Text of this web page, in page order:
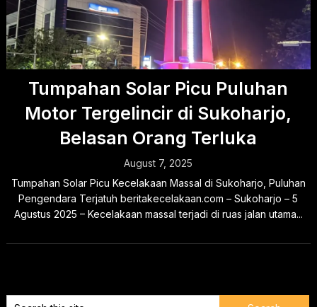
Tumpahan Solar Picu Puluhan
Motor Tergelincir di Sukoharjo,
Belasan Orang Terluka
August 7, 2025
Tumpahan Solar Picu Kecelakaan Massal di Sukoharjo, Puluhan
Pengendara Terjatuh beritakecelakaan.com – Sukoharjo – 5
Agustus 2025 – Kecelakaan massal terjadi di ruas jalan utama...